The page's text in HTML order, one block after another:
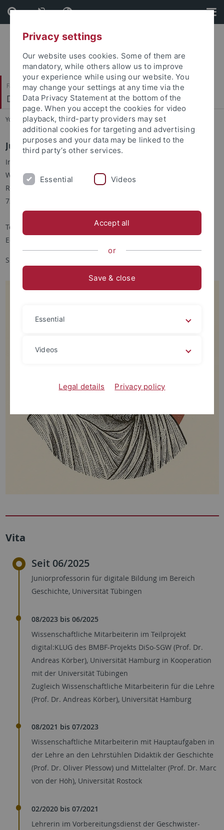
Skip
to
content
Skip
to
footer
Faculty of Humanities
Didactics of History and Public History
You are here: Home ... Bormuth
Jun. Prof. Dr. Heike Bormuth
Institut für Geschichtsdidaktik und Public History
Wilhelmstr. 36
Raum 130
72074 Tübingen
Telefon:
07071 / 29 72319
E-Mail:
Sprechstunde: nach Vereinbarung
Vita
Seit 06/2025
Juniorprofessorin für digitale Bildung im Bereich
Geschichte, Universität Tübingen
08/2023 bis 06/2025
Wissenschaftliche Mitarbeiterin im Teilprojekt
digital:KLUG des BMBF-Projekts DiSo-SGW (Prof. Dr.
Andreas Körber), Universität Hamburg in Kooperation
mit der Universität Tübingen
Zugleich Wissenschaftliche Mitarbeiterin für die Lehre
(Prof. Dr. Andreas Körber), Universität Hamburg
08/2021 bis 07/2023
Wissenschaftliche Mitarbeiterin mit Hauptaufgaben in
der Lehre an den Lehrstühlen Didaktik der Geschichte
(Prof. Dr. Oliver Plessow) und Mittelalter (Prof. Dr. Marc
von der Höh), Universität Rostock
02/2020 bis 07/2021
Lehrerin im Vorbereitungsdienst der Geschwister-
Privacy settings
Our website uses cookies. Some of them are
mandatory, while others allow us to improve
your experience while using our website. You
may change your settings at any time via the
Data Privacy Statement at the bottom of the
page. When you accept the cookies for video
playback, third-party providers may set
additional cookies for targeting and advertising
purposes and your data may be linked to the
third party’s other services.
Essential Videos
Accept all
or
Save & close
Essential
Videos
Legal details Privacy policy